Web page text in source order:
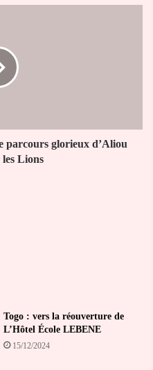
parcours glorieux d’Aliou
les Lions
Togo : vers la réouverture de
L’Hôtel École LEBENE
15/12/2024